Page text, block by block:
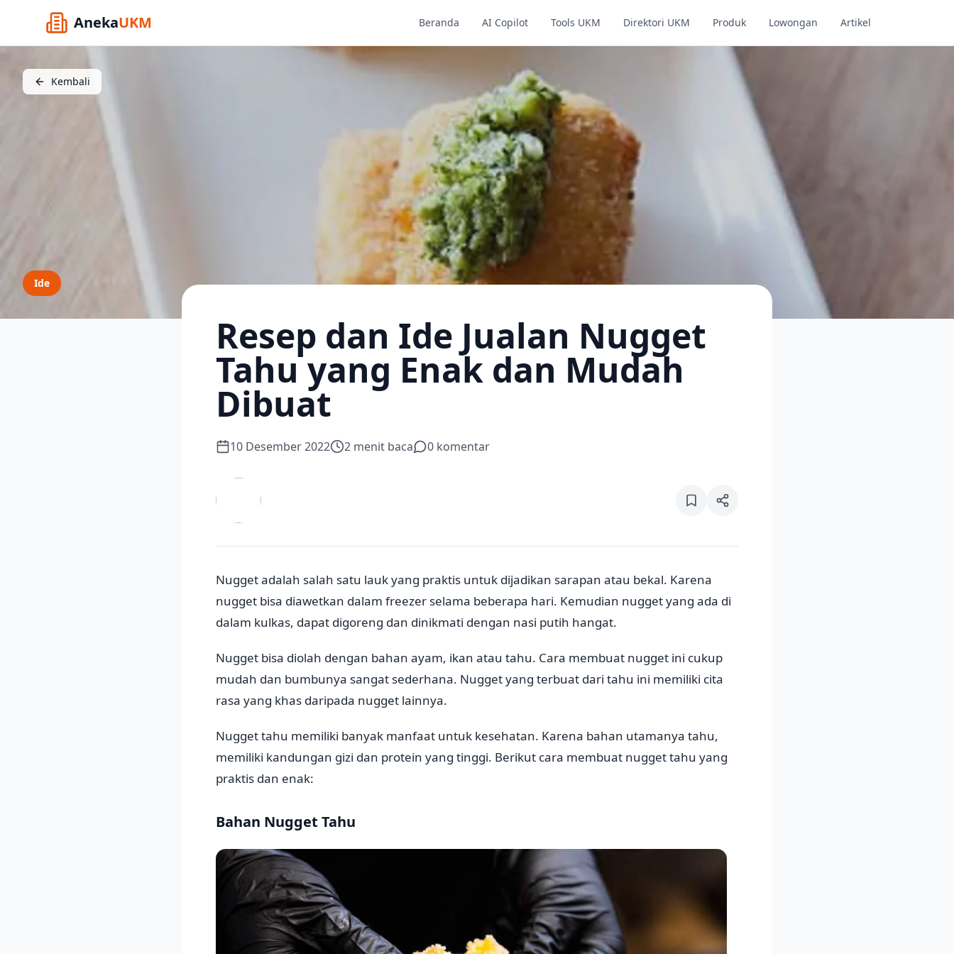
AnekaUKM Beranda AI Copilot Tools UKM Direktori UKM Produk Lowongan Artikel
Kembali
Ide
Resep dan Ide Jualan Nugget
Tahu yang Enak dan Mudah
Dibuat
10 Desember 2022 2 menit baca 0 komentar
Nugget adalah salah satu lauk yang praktis untuk dijadikan sarapan atau bekal. Karena
nugget bisa diawetkan dalam freezer selama beberapa hari. Kemudian nugget yang ada di
dalam kulkas, dapat digoreng dan dinikmati dengan nasi putih hangat.
Nugget bisa diolah dengan bahan ayam, ikan atau tahu. Cara membuat nugget ini cukup
mudah dan bumbunya sangat sederhana. Nugget yang terbuat dari tahu ini memiliki cita
rasa yang khas daripada nugget lainnya.
Nugget tahu memiliki banyak manfaat untuk kesehatan. Karena bahan utamanya tahu,
memiliki kandungan gizi dan protein yang tinggi. Berikut cara membuat nugget tahu yang
praktis dan enak:
Bahan Nugget Tahu